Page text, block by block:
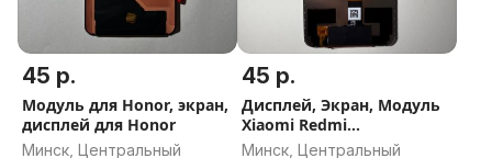
45 р.
Модуль для Honor, экран,
дисплей для Honor
Минск, Центральный
45 р.
Дисплей, Экран, Модуль
Xiaomi Redmi
4/5/6/7/8/9/10/11/12/13/14
Минск, Центральный